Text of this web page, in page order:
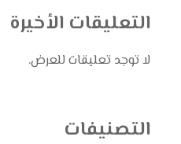
التعليقات الأخيرة
لا توجد تعليقات للعرض.
التصنيفات